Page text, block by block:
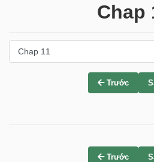
Chap
Trước
Trước